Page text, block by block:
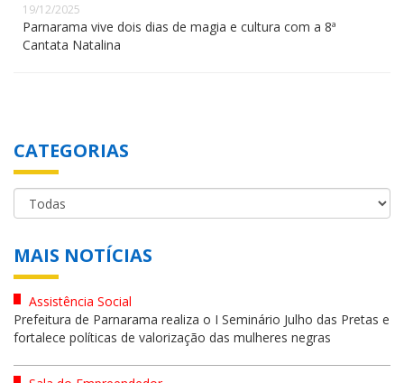
19/12/2025
Parnarama vive dois dias de magia e cultura com a 8ª
Cantata Natalina
CATEGORIAS
MAIS NOTÍCIAS
Assistência Social
Prefeitura de Parnarama realiza o I Seminário Julho das Pretas e
fortalece políticas de valorização das mulheres negras